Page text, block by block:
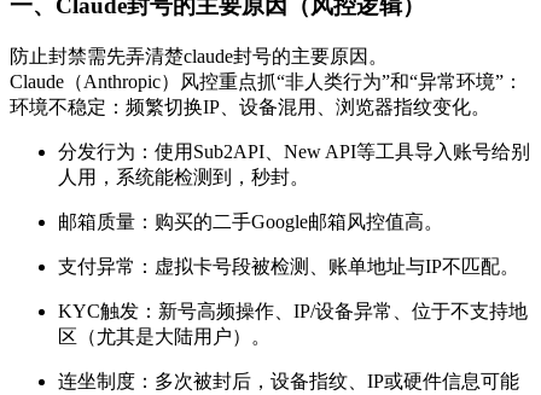
一、Claude封号的主要原因（风控逻辑）
防止封禁需先弄清楚claude封号的主要原因。
Claude（Anthropic）风控重点抓“非人类行为”和“异常环境”：
环境不稳定：频繁切换IP、设备混用、浏览器指纹变化。
分发行为：使用Sub2API、New API等工具导入账号给别
人用，系统能检测到，秒封。
邮箱质量：购买的二手Google邮箱风控值高。
支付异常：虚拟卡号段被检测、账单地址与IP不匹配。
KYC触发：新号高频操作、IP/设备异常、位于不支持地
区（尤其是大陆用户）。
连坐制度：多次被封后，设备指纹、IP或硬件信息可能